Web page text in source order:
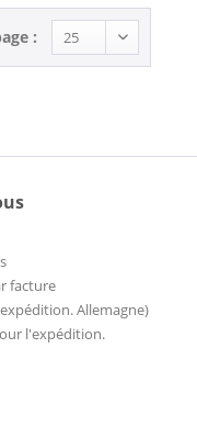
:
facture
Allemagne)
l'expédition.